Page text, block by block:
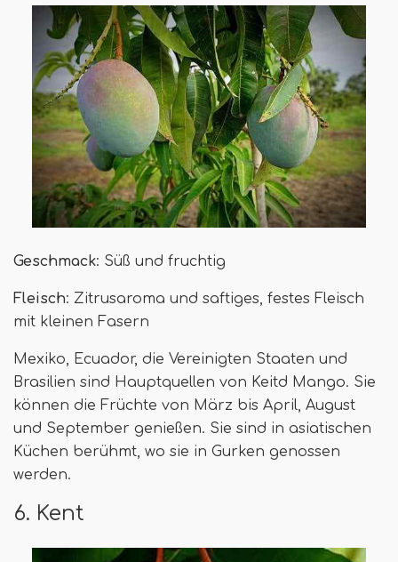
Geschmack: Süß und fruchtig
Fleisch: Zitrusaroma und saftiges, festes Fleisch
mit kleinen Fasern
Mexiko, Ecuador, die Vereinigten Staaten und
Brasilien sind Hauptquellen von Keitd Mango. Sie
können die Früchte von März bis April, August
und September genießen. Sie sind in asiatischen
Küchen berühmt, wo sie in Gurken genossen
werden.
6. Kent